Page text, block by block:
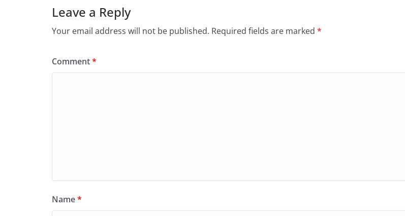
Leave a Reply
Your email address will not be published. Required fields are marked *
Comment*
Name*